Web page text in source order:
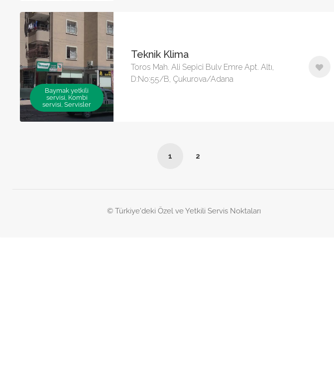
Baymak yetkili
servisi, Kombi
servisi, Servisler
Teknik Klima
Toros Mah. Ali Sepici Bulv Emre Apt. Altı,
D:No:55/B, Çukurova/Adana
1 2
© Türkiye'deki Özel ve Yetkili Servis Noktaları